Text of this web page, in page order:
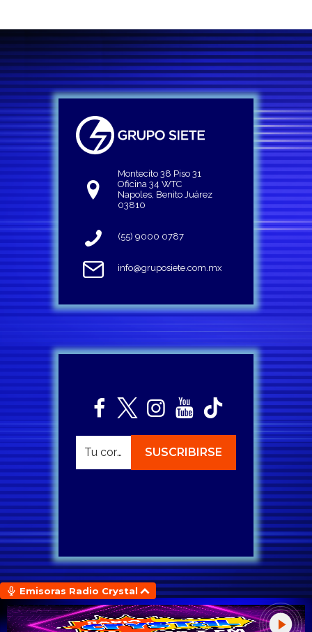
Montecito 38 Piso 31
Oficina 34 WTC
Napoles, Benito Juárez
03810
(55) 9000 0787
info@gruposiete.com.mx
Emisoras Radio Crystal